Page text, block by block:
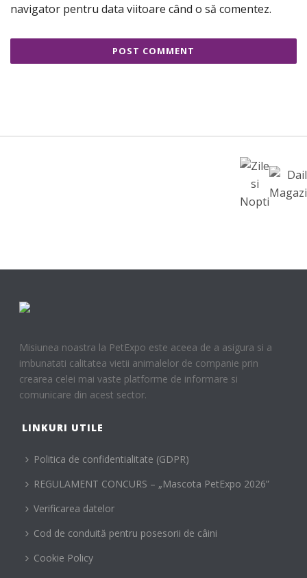
navigator pentru data viitoare când o să comentez.
Misiunea noastra la PetExpo este aceea de a asigura si a
imbunatati calitatea vietii animalelor de companie prin
crearea celei mai vaste platforme de informare si
comunicare din acest sector.
LINKURI UTILE
Politica de confidentialitate (GDPR)
REGULAMENT CONCURS – „Mascota PetExpo 2026”
Verificarea datelor
Cod de conduită pentru posesorii de câini
Cookie Policy